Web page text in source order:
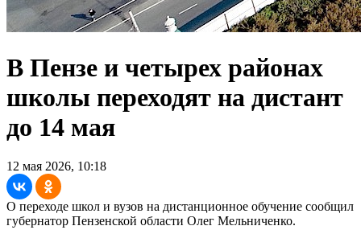
В Пензе и четырех районах
школы переходят на дистант
до 14 мая
12 мая 2026, 10:18
О переходе школ и вузов на дистанционное обучение сообщил
губернатор Пензенской области Олег Мельниченко.